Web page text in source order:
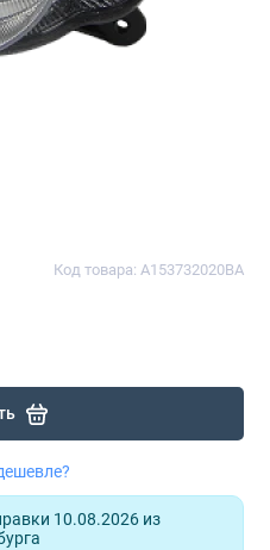
Код товара: A153732020BA
10.08.2026 из